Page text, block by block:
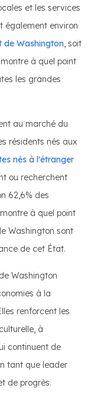
et les services
également environ
de Washington, soit
à quel point
les grandes
au marché du
résidents nés aux
nés à l'étranger
ou recherchent
62,6% des
à quel point
Washington sont
de cet État.
Washington
à la
renforcent les
à
continuent de
tant que leader
de progrès.